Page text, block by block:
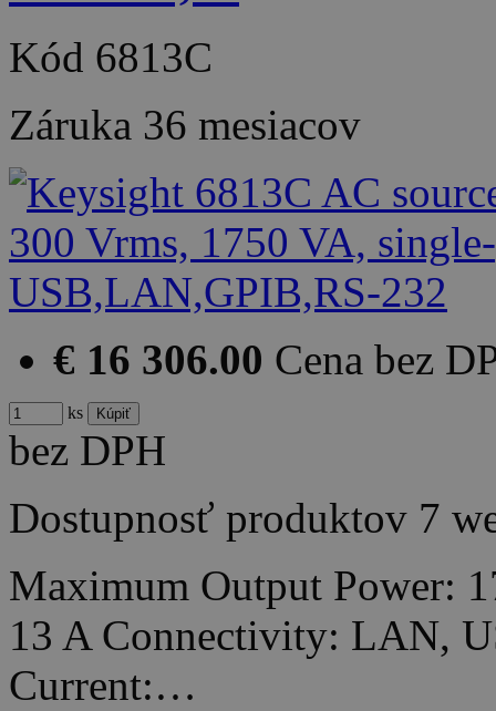
Kód 6813C
Záruka 36 mesiacov
€ 16 306.00 Cena bez
ks
bez DPH
Dostupnosť produktov 7
Maximum Output Power:
13 A Connectivity: LAN,
Current:…